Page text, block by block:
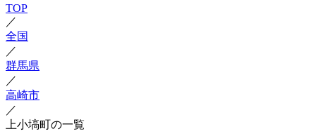
TOP
／
全国
／
群馬県
／
高崎市
／
上小塙町の一覧